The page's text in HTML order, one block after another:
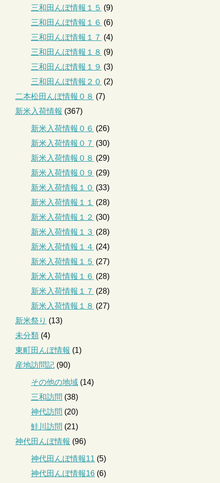
三和田んぼ情報１５ (9)
三和田んぼ情報１６ (6)
三和田んぼ情報１７ (4)
三和田んぼ情報１８ (9)
三和田んぼ情報１９ (3)
三和田んぼ情報２０ (2)
二本松田んぼ情報０８ (7)
新米入荷情報 (367)
新米入荷情報０６ (26)
新米入荷情報０７ (30)
新米入荷情報０８ (29)
新米入荷情報０９ (29)
新米入荷情報１０ (33)
新米入荷情報１１
(28)
新米入荷情報１２ (30)
新米入荷情報１３ (28)
新米入荷情報１４ (24)
新米入荷情報１５ (27)
新米入荷情報１６ (28)
新米入荷情報１７ (28)
新米入荷情報１８ (27)
新米祭り (13)
未分類 (4)
東町田んぼ情報 (1)
産地訪問記 (90)
その他の地域 (14)
三和訪問 (38)
神代訪問 (20)
鮭川訪問 (21)
神代田んぼ情報 (96)
神代田んぼ情報11 (5)
神代田んぼ情報16 (6)